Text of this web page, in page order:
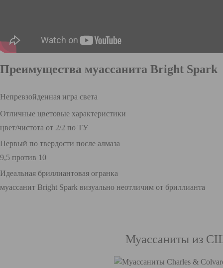
Преимущества муассанита Bright Spark
Непревзойденная игра света
Отличные цветовые характеристики
цвет/чистота от 2/2 по ТУ
Первый по твердости после алмаза
9,5 против 10
Идеальная бриллиантовая огранка
муассанит Bright Spark визуально неотличим от бриллианта
Муассаниты из